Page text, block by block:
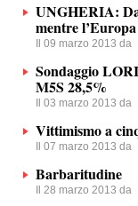
UNGHERIA:
mentre
Il 09 marzo 2013 da
Sondaggio
M5S 28,5%
Il 03 marzo 2013 da
Vittimismo a
Il 07 marzo 2013 da
Barbaritudine
Il 28 marzo 2013 da